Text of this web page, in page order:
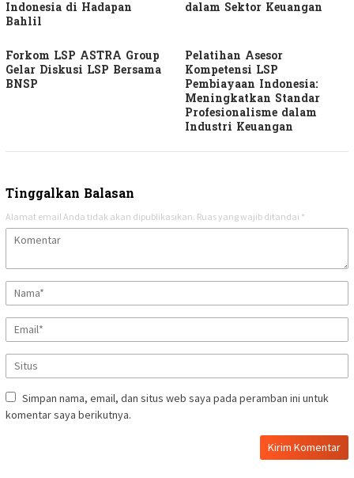
Indonesia di Hadapan
Bahlil
dalam Sektor Keuangan
Forkom LSP ASTRA Group
Gelar Diskusi LSP Bersama
BNSP
Pelatihan Asesor
Kompetensi LSP
Pembiayaan Indonesia:
Meningkatkan Standar
Profesionalisme dalam
Industri Keuangan
Tinggalkan Balasan
Alamat email Anda tidak akan dipublikasikan. Ruas yang wajib ditandai *
Simpan nama, email, dan situs web saya pada peramban ini untuk
komentar saya berikutnya.